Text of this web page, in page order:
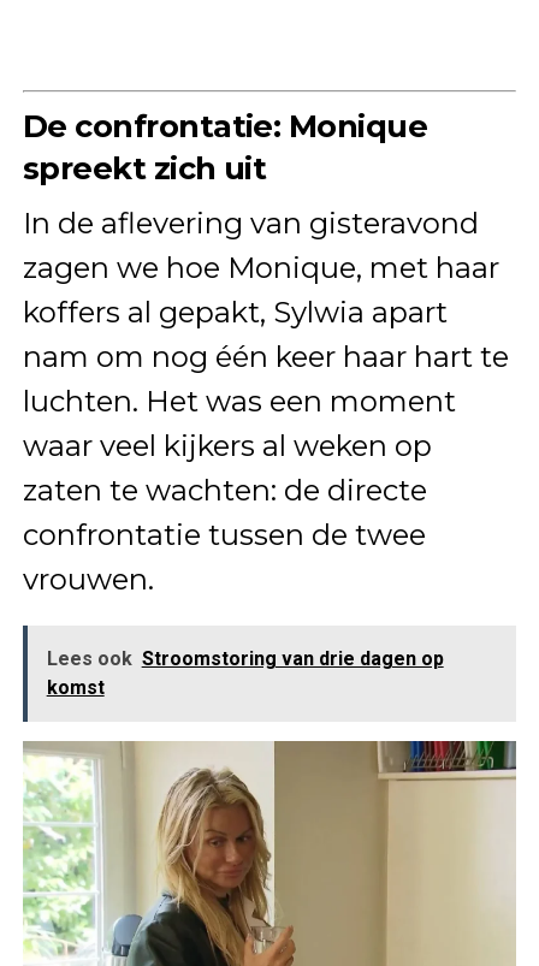
De confrontatie: Monique
spreekt zich uit
In de aflevering van gisteravond
zagen we hoe Monique, met haar
koffers al gepakt, Sylwia apart
nam om nog één keer haar hart te
luchten. Het was een moment
waar veel kijkers al weken op
zaten te wachten: de directe
confrontatie tussen de twee
vrouwen.
Lees ook Stroomstoring van drie dagen op
komst